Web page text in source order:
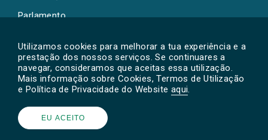
Utilizamos cookies para melhorar a tua experiência e a
prestação dos nossos serviços. Se continuares a
navegar, consideramos que aceitas essa utilização.
Mais informação sobre Cookies, Termos de Utilização
e Política de Privacidade do Website aqui.
EU ACEITO
Parlamento
Powered by © PAN 2026